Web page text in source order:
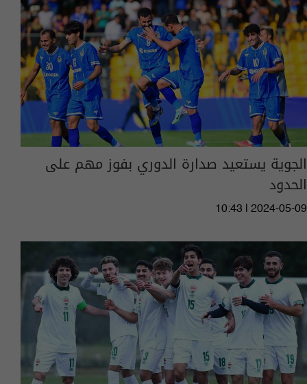
الجوية يستعيد صدارة الدوري بفوز مهم على
الحدود
10:43 | 2024-05-09